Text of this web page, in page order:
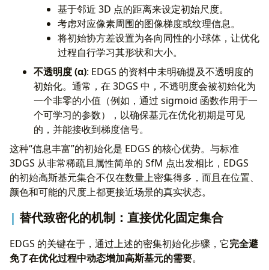
基于邻近 3D 点的距离来设定初始尺度。
考虑对应像素周围的图像梯度或纹理信息。
将初始协方差设置为各向同性的小球体，让优化
过程自行学习其形状和大小。
不透明度 (α): EDGS 的资料中未明确提及不透明度的
初始化。通常，在 3DGS 中，不透明度会被初始化为
一个非零的小值（例如，通过 sigmoid 函数作用于一
个可学习的参数），以确保基元在优化初期是可见
的，并能接收到梯度信号。
这种“信息丰富”的初始化是 EDGS 的核心优势。与标准
3DGS 从非常稀疏且属性简单的 SfM 点出发相比，EDGS
的初始高斯基元集合不仅在数量上密集得多，而且在位置、
颜色和可能的尺度上都更接近场景的真实状态。
替代致密化的机制：直接优化固定集合
EDGS 的关键在于，通过上述的密集初始化步骤，它完全避
免了在优化过程中动态增加高斯基元的需要。